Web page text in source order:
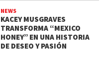
NEWS
KACEY MUSGRAVES
TRANSFORMA “MEXICO
HONEY” EN UNA HISTORIA
DE DESEO Y PASIÓN